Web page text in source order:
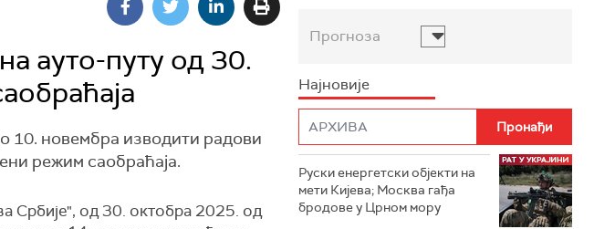
ауто-путу од 30.
10. новембра изводити радови
режим саобраћаја.
Србије", од 30. октобра 2025. од
Прогноза
Најновије
Руски енергетски објекти на
мети Кијева; Москва гађа
бродове у Црном мору